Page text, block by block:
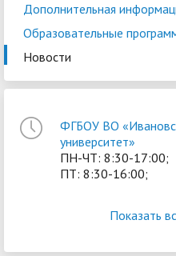
Дополнительная
Образовательные
Новости
ФГБОУ ВО
университет»
ПН-ЧТ: 8:30-17:00;
ПТ: 8:30-16:00;
Показать